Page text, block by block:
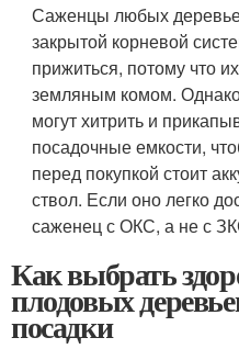
Саженцы любых
закрытой корневой
прижиться, потому что
земляным комом.
могут хитрить и
посадочные емкости,
перед покупкой стоит
ствол. Если оно легко
саженец с ОКС, а не с
Как выбрать
плодовых
посадки